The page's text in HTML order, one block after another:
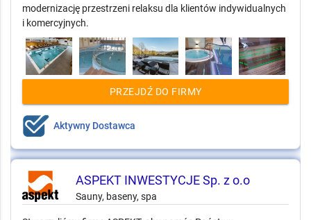
modernizację przestrzeni relaksu dla klientów indywidualnych
i komercyjnych.
PRZEJDŹ DO FIRMY
Aktywny Dostawca
ASPEKT INWESTYCJE Sp. z o.o
Sauny, baseny, spa